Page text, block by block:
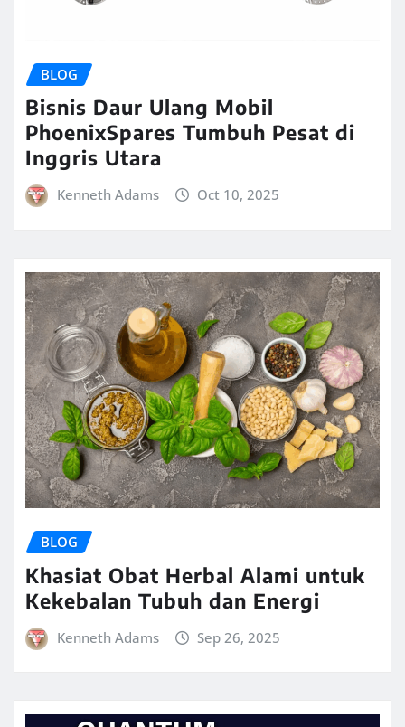
BLOG
Bisnis Daur Ulang Mobil
PhoenixSpares Tumbuh Pesat di
Inggris Utara
Kenneth Adams Oct 10, 2025
BLOG
Khasiat Obat Herbal Alami untuk
Kekebalan Tubuh dan Energi
Kenneth Adams Sep 26, 2025